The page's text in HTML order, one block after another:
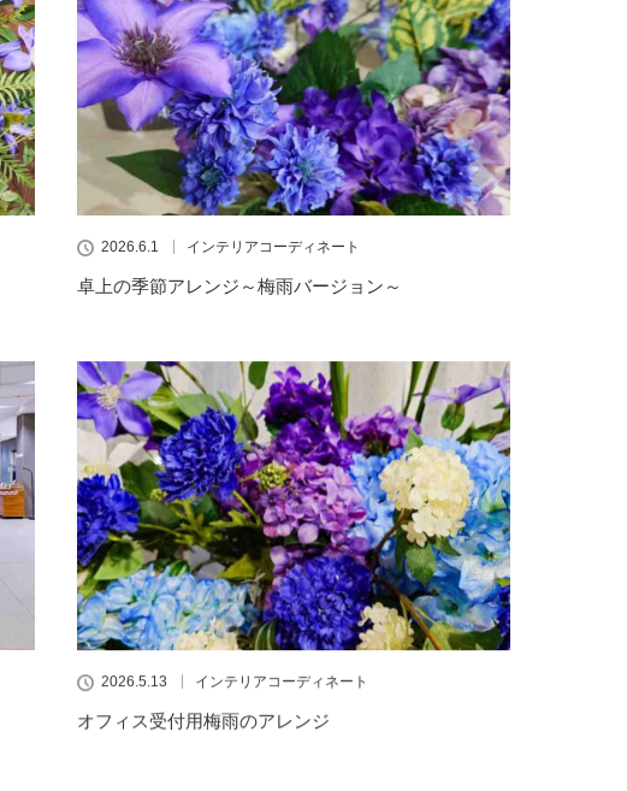
2026.6.1 インテリアコーディネート
卓上の季節アレンジ～梅雨バージョン～
2026.5.13 インテリアコーディネート
オフィス受付用梅雨のアレンジ